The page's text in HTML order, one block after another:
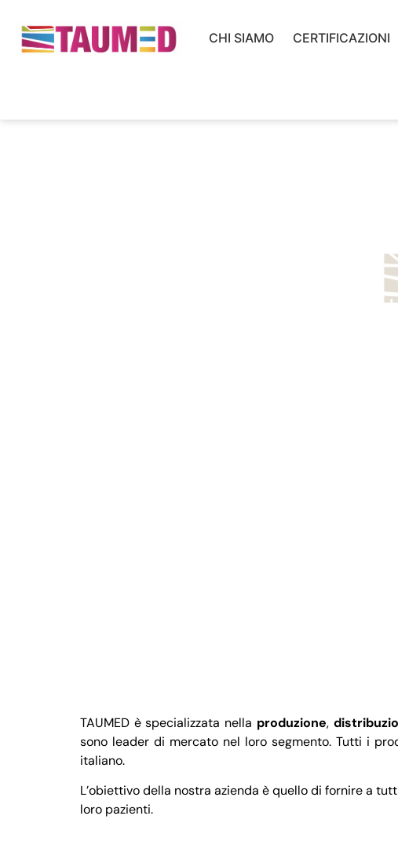
CHI SIAMO CERTIFICAZIONI
TAUMED è specializzata nella produzione,
sono leader di mercato nel loro segmento. Tutti i
italiano.
L’obiettivo della nostra azienda è quello di fornire a
loro pazienti.